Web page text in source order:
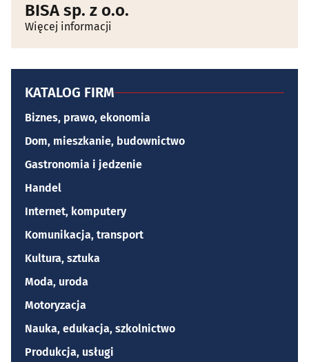
BISA sp. z o.o.
Więcej informacji
KATALOG FIRM
Biznes, prawo, ekonomia
Dom, mieszkanie, budownictwo
Gastronomia i jedzenie
Handel
Internet, komputery
Komunikacja, transport
Kultura, sztuka
Moda, uroda
Motoryzacja
Nauka, edukacja, szkolnictwo
Produkcja, usługi